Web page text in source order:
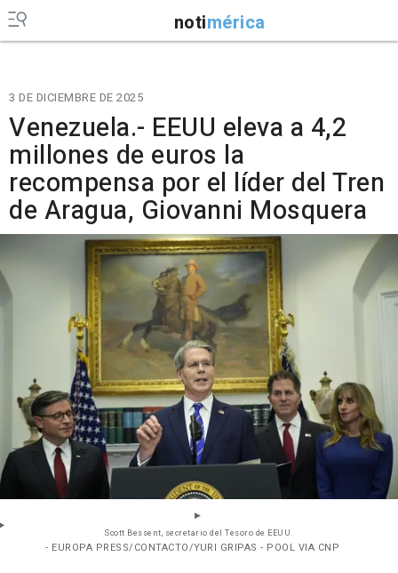
notimérica
3 DE DICIEMBRE DE 2025
Venezuela.- EEUU eleva a 4,2
millones de euros la
recompensa por el líder del Tren
de Aragua, Giovanni Mosquera
Scott Bessent, secretario del Tesoro de EEUU.
- EUROPA PRESS/CONTACTO/YURI GRIPAS - POOL VIA CNP